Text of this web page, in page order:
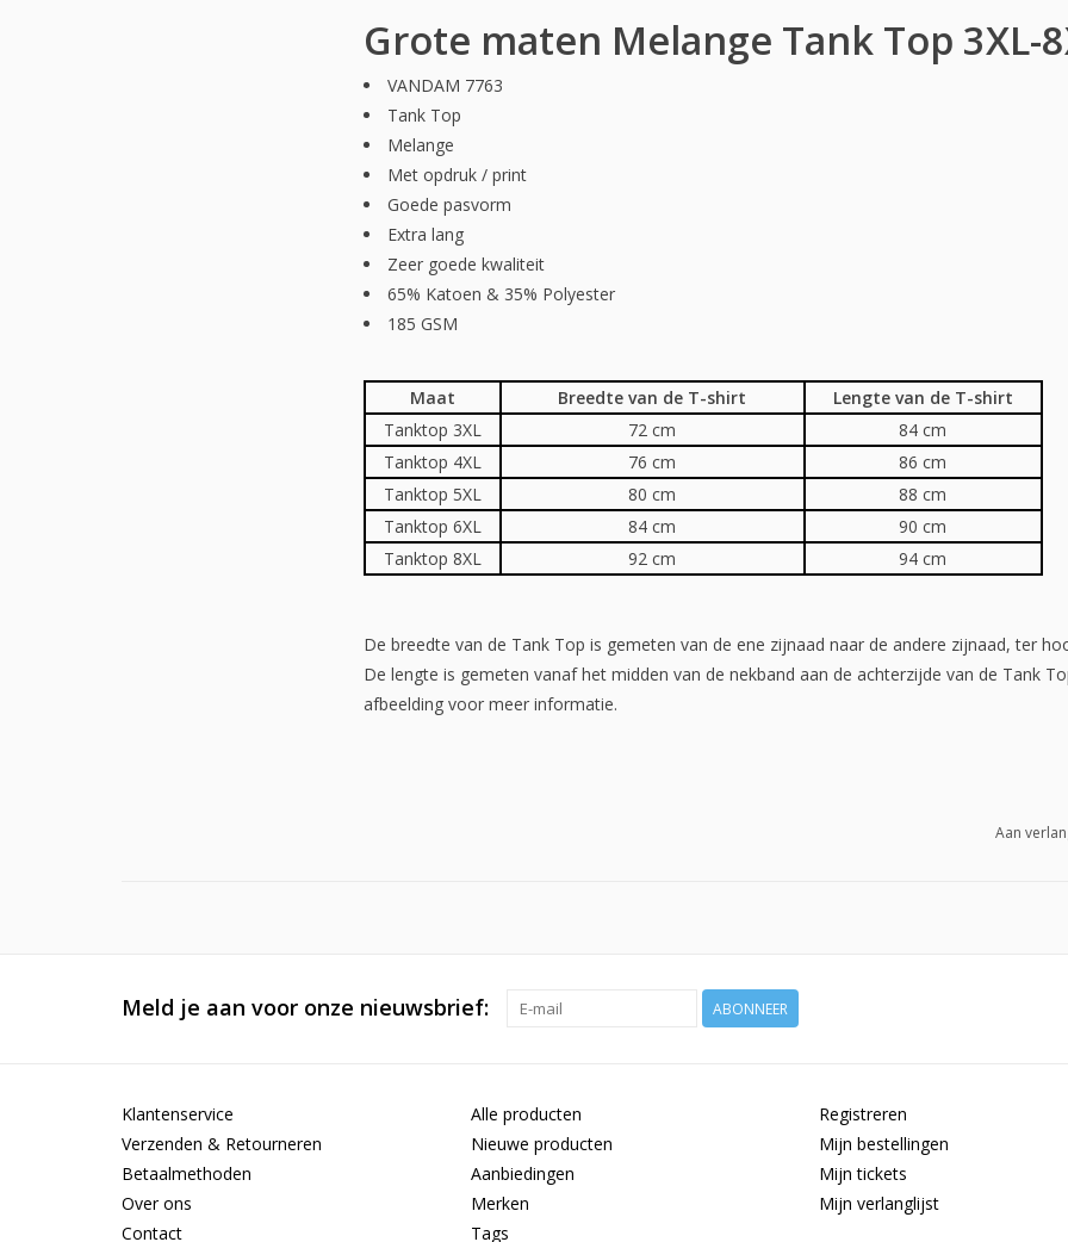
Grote maten Melange Tank Top 3XL-
VANDAM 7763
Tank Top
Melange
Met opdruk / print
Goede pasvorm
Extra lang
Zeer goede kwaliteit
65% Katoen & 35% Polyester
185 GSM
Maat Breedte van de T-shirt
Lengte van de T-shirt
Tanktop 3XL
72 cm
84 cm
Tanktop 4XL
76 cm
86 cm
Tanktop 5XL
80 cm
88 cm
Tanktop 6XL
84 cm
90 cm
Tanktop 8XL
92 cm 94 cm
De breedte van de Tank Top is gemeten van de ene zijnaad naar de andere zijnaad, ter
De lengte is gemeten vanaf het midden van de nekband aan de achterzijde van de Tank
afbeelding voor meer informatie.
Aan
Meld je aan voor onze nieuwsbrief: ABONNEER
Klantenservice
Verzenden & Retourneren
Betaalmethoden
Over ons
Contact
Alle producten
Nieuwe producten
Aanbiedingen
Merken
Tags
Registreren
Mijn bestellingen
Mijn tickets
Mijn verlanglijst